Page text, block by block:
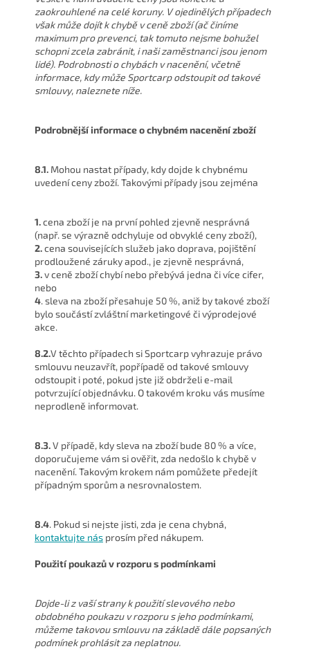
zaokrouhlené na celé koruny. V ojedinělých případech
však může dojít k chybě v ceně zboží (ač činíme
maximum pro prevenci, tak tomuto nejsme bohužel
schopni zcela zabránit, i naši zaměstnanci jsou jenom
lidé). Podrobnosti o chybách v nacenění, včetně
informace, kdy může Sportcarp odstoupit od takové
smlouvy, naleznete níže.
Podrobnější informace o chybném nacenění zboží
8.1. Mohou nastat případy, kdy dojde k chybnému
uvedení ceny zboží. Takovými případy jsou zejména
1.cena zboží je na první pohled zjevně nesprávná
(např. se výrazně odchyluje od obvyklé ceny zboží),
2.cena souvisejících služeb jako doprava, pojištění
prodloužené záruky apod., je zjevně nesprávná,
3.v ceně zboží chybí nebo přebývá jedna či více cifer,
nebo
4. sleva na zboží přesahuje 50 %, aniž by takové zboží
bylo součástí zvláštní marketingové či výprodejové
akce.
8.2.V těchto případech si Sportcarp vyhrazuje právo
smlouvu neuzavřít, popřípadě od takové smlouvy
odstoupit i poté, pokud jste již obdrželi e-mail
potvrzující objednávku. O takovém kroku vás musíme
neprodleně informovat.
8.3.V případě, kdy sleva na zboží bude 80 % a více,
doporučujeme vám si ověřit, zda nedošlo k chybě v
nacenění. Takovým krokem nám pomůžete předejít
případným sporům a nesrovnalostem.
8.4. Pokud si nejste jisti, zda je cena chybná,
kontaktujte nás prosím před nákupem.
Použití poukazů v rozporu s podmínkami
Dojde-li z vaší strany k použití slevového nebo
obdobného poukazu v rozporu s jeho podmínkami,
můžeme takovou smlouvu na základě dále popsaných
podmínek prohlásit za neplatnou.